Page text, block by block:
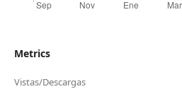
Metrics
Vistas/Descargas